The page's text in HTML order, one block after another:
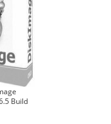
Build